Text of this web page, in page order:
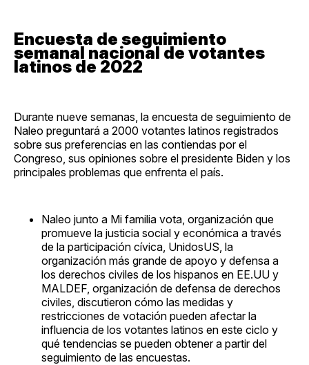
Encuesta de seguimiento
semanal nacional de votantes
latinos de 2022
Durante nueve semanas, la encuesta de seguimiento de
Naleo preguntará a 2000 votantes latinos registrados
sobre sus preferencias en las contiendas por el
Congreso, sus opiniones sobre el presidente Biden y los
principales problemas que enfrenta el país.
Naleo junto a Mi familia vota, organización que
promueve la justicia social y económica a través
de la participación cívica, UnidosUS, la
organización más grande de apoyo y defensa a
los derechos civiles de los hispanos en EE.UU y
MALDEF, organización de defensa de derechos
civiles, discutieron cómo las medidas y
restricciones de votación pueden afectar la
influencia de los votantes latinos en este ciclo y
qué tendencias se pueden obtener a partir del
seguimiento de las encuestas.